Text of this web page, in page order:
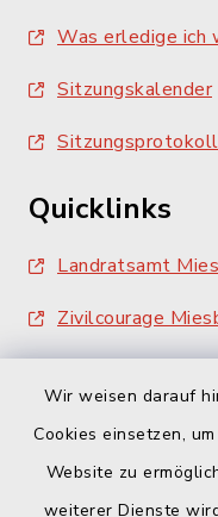
Wir weisen darauf
Cookies einsetzen,
Website zu
weiterer Dienste
Was erledige ich
Sitzungskalender
Quicklinks
Landratsamt
Zivilcourage